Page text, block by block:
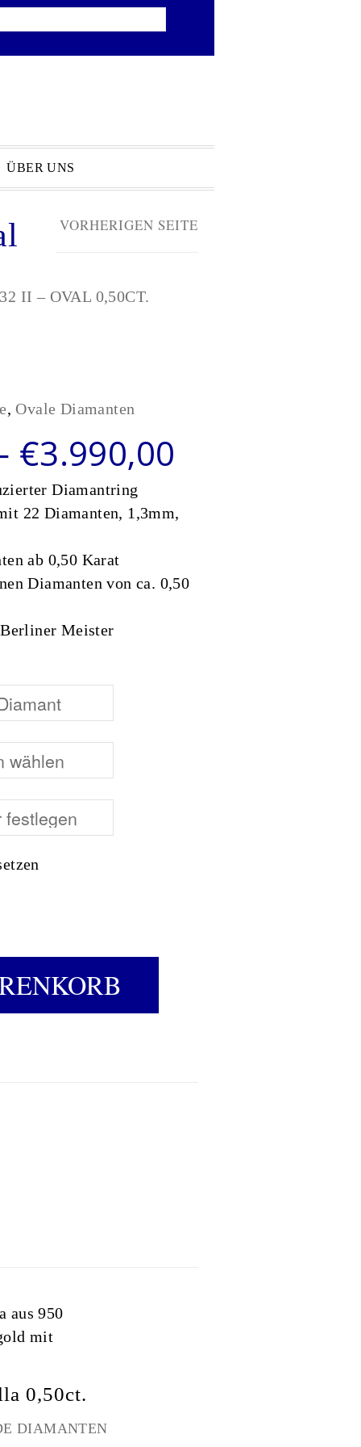
ÜBER UNS
II – OVAL 0,50CT.
ZUR VORHERIGEN SEITE
, Ovale Diamanten
€3.990,00
Diamantring
22 Diamanten, 1,3mm,
ab 0,50 Karat
Diamanten von ca. 0,50
Meister
M32 II - OVAL 0,50CT. QUANTITY
0,50ct.
DIAMANTEN